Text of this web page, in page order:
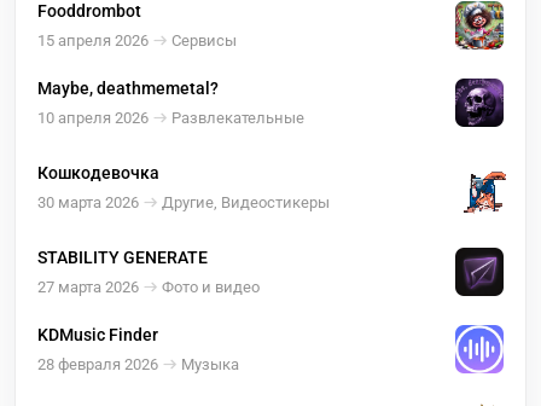
Fooddrombot
15 апреля 2026 Сервисы
Maybe, deathmemetal?
10 апреля 2026 Развлекательные
Кошкодевочка
30 марта 2026 Другие, Видеостикеры
STABILITY GENERATE
27 марта 2026 Фото и видео
KDMusic Finder
28 февраля 2026 Музыка